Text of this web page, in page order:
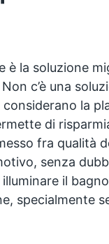
è la soluzione
c’è una
la
di
fra qualità
senza
il
specialmente